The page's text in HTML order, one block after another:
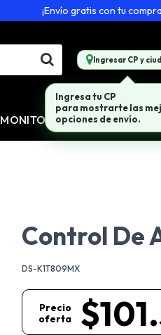
¡Envío gratis con tu compra
Ingresar CP y
MONITORES
Control De
DS-K1T809MX
Precio
oferta
Ingresa tu CP
para mostrarte las
opciones de envío.